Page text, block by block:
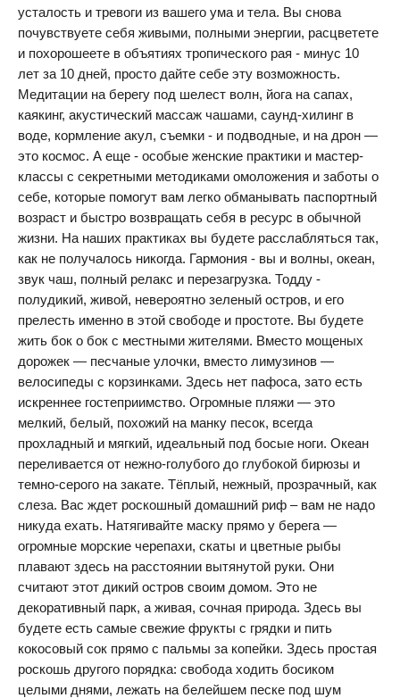
усталость и тревоги из вашего ума и тела. Вы снова
почувствуете себя живыми, полными энергии, расцветете
и похорошеете в объятиях тропического рая - минус 10
лет за 10 дней, просто дайте себе эту возможность.
Медитации на берегу под шелест волн, йога на сапах,
каякинг, акустический массаж чашами, саунд-хилинг в
воде, кормление акул, съемки - и подводные, и на дрон —
это космос. А еще - особые женские практики и мастер-
классы с секретными методиками омоложения и заботы о
себе, которые помогут вам легко обманывать паспортный
возраст и быстро возвращать себя в ресурс в обычной
жизни. На наших практиках вы будете расслабляться так,
как не получалось никогда. Гармония - вы и волны, океан,
звук чаш, полный релакс и перезагрузка. Тодду -
полудикий, живой, невероятно зеленый остров, и его
прелесть именно в этой свободе и простоте. Вы будете
жить бок о бок с местными жителями. Вместо мощеных
дорожек — песчаные улочки, вместо лимузинов —
велосипеды с корзинками. Здесь нет пафоса, зато есть
искреннее гостеприимство. Огромные пляжи — это
мелкий, белый, похожий на манку песок, всегда
прохладный и мягкий, идеальный под босые ноги. Океан
переливается от нежно-голубого до глубокой бирюзы и
темно-серого на закате. Тёплый, нежный, прозрачный, как
слеза. Вас ждет роскошный домашний риф – вам не надо
никуда ехать. Натягивайте маску прямо у берега —
огромные морские черепахи, скаты и цветные рыбы
плавают здесь на расстоянии вытянутой руки. Они
считают этот дикий остров своим домом. Это не
декоративный парк, а живая, сочная природа. Здесь вы
будете есть самые свежие фрукты с грядки и пить
кокосовый сок прямо с пальмы за копейки. Здесь простая
роскошь другого порядка: свобода ходить босиком
целыми днями, лежать на белейшем песке под шум